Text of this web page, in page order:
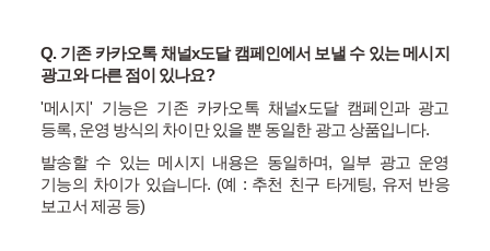
Q. 기존 카카오톡 채널x도달 캠페인에서 보낼 수 있는 메시지
광고와 다른 점이 있나요?
'메시지 ' 기능은 기존 카카오톡 채널x도달 캠페인과 광고
등록, 운영 방식의 차이만 있을 뿐 동일한 광고 상품입니다.
발송할 수 있는 메시지 내용은 동일하며, 일부 광고 운영
기능의 차이가 있습니다. (예 : 추천 친구 타게팅, 유저 반응
보고서 제공 등)